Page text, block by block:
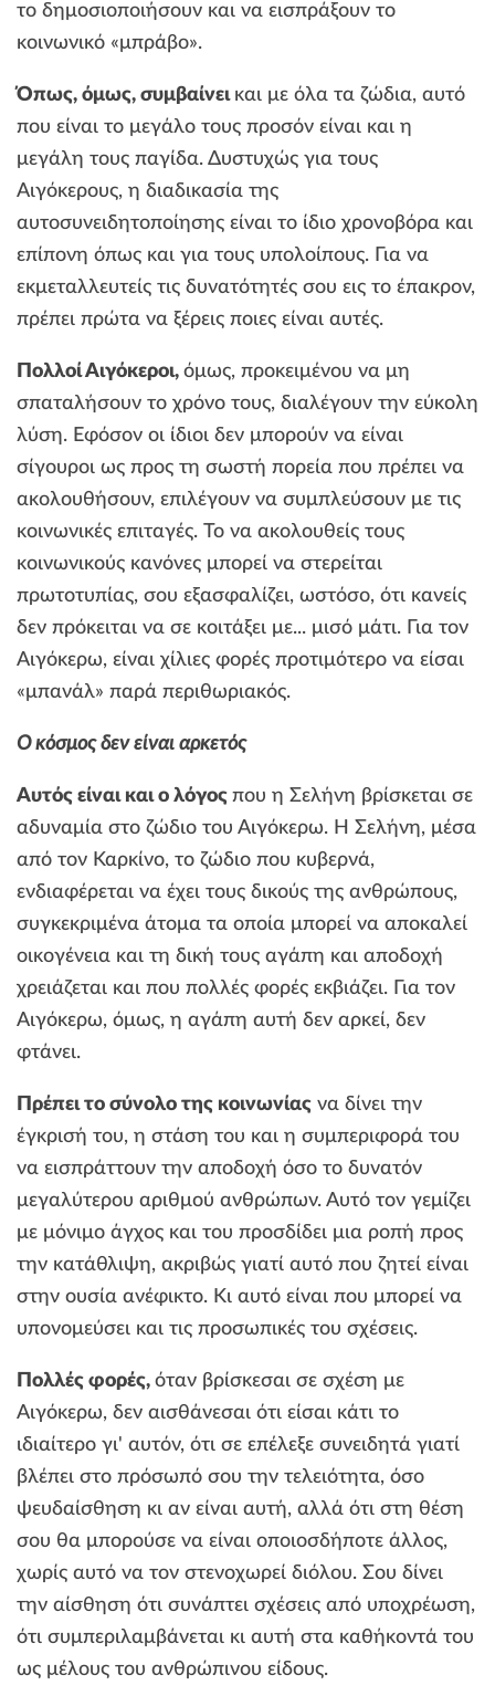
το δημοσιοποιήσουν και να εισπράξουν το
κοινωνικό «μπράβο».
Όπως, όμως, συμβαίνει και με όλα τα ζώδια, αυτό
που είναι το μεγάλο τους προσόν είναι και η
μεγάλη τους παγίδα. Δυστυχώς για τους
Αιγόκερους, η διαδικασία της
αυτοσυνειδητοποίησης είναι το ίδιο χρονοβόρα και
επίπονη όπως και για τους υπολοίπους. Για να
εκμεταλλευτείς τις δυνατότητές σου εις το έπακρον,
πρέπει πρώτα να ξέρεις ποιες είναι αυτές.
Πολλοί Αιγόκεροι, όμως, προκειμένου να μη
σπαταλήσουν το χρόνο τους, διαλέγουν την εύκολη
λύση. Εφόσον οι ίδιοι δεν μπορούν να είναι
σίγουροι ως προς τη σωστή πορεία που πρέπει να
ακολουθήσουν, επιλέγουν να συμπλεύσουν με τις
κοινωνικές επιταγές. To να ακολουθείς τους
κοινωνικούς κανόνες μπορεί να στερείται
πρωτοτυπίας, σου εξασφαλίζει, ωστόσο, ότι κανείς
δεν πρόκειται να σε κοιτάξει με... μισό μάτι. Για τον
Αιγόκερω, είναι χίλιες φορές προτιμότερο να είσαι
«μπανάλ» παρά περιθωριακός.
O κόσμος δεν είναι αρκετός
Αυτός είναι και ο λόγος που η Σελήνη βρίσκεται σε
αδυναμία στο ζώδιο του Αιγόκερω. Η Σελήνη, μέσα
από τον Καρκίνο, το ζώδιο που κυβερνά,
ενδιαφέρεται να έχει τους δικούς της ανθρώπους,
συγκεκριμένα άτομα τα οποία μπορεί να αποκαλεί
οικογένεια και τη δική τους αγάπη και αποδοχή
χρειάζεται και που πολλές φορές εκβιάζει. Για τον
Αιγόκερω, όμως, η αγάπη αυτή δεν αρκεί, δεν
φτάνει.
Πρέπει το σύνολο της κοινωνίας να δίνει την
έγκρισή του, η στάση του και η συμπεριφορά του
να εισπράττουν την αποδοχή όσο το δυνατόν
μεγαλύτερου αριθμού ανθρώπων. Αυτό τον γεμίζει
με μόνιμο άγχος και του προσδίδει μια ροπή προς
την κατάθλιψη, ακριβώς γιατί αυτό που ζητεί είναι
στην ουσία ανέφικτο. Κι αυτό είναι που μπορεί να
υπονομεύσει και τις προσωπικές του σχέσεις.
Πολλές φορές, όταν βρίσκεσαι σε σχέση με
Αιγόκερω, δεν αισθάνεσαι ότι είσαι κάτι το
ιδιαίτερο γι' αυτόν, ότι σε επέλεξε συνειδητά γιατί
βλέπει στο πρόσωπό σου την τελειότητα, όσο
ψευδαίσθηση κι αν είναι αυτή, αλλά ότι στη θέση
σου θα μπορούσε να είναι οποιοσδήποτε άλλος,
χωρίς αυτό να τον στενοχωρεί διόλου. Σου δίνει
την αίσθηση ότι συνάπτει σχέσεις από υποχρέωση,
ότι συμπεριλαμβάνεται κι αυτή στα καθήκοντά του
ως μέλους του ανθρώπινου είδους.